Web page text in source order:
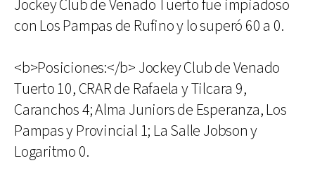
Jockey Club de Venado Tuerto fue impiadoso
con Los Pampas de Rufino y lo superó 60 a 0.
<b>Posiciones:</b> Jockey Club de Venado
Tuerto 10, CRAR de Rafaela y Tilcara 9,
Caranchos 4; Alma Juniors de Esperanza, Los
Pampas y Provincial 1; La Salle Jobson y
Logaritmo 0.